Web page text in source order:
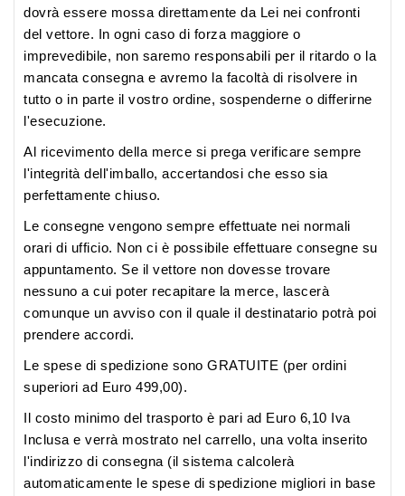
dovrà essere mossa direttamente da Lei nei confronti
del vettore. In ogni caso di forza maggiore o
imprevedibile, non saremo responsabili per il ritardo o la
mancata consegna e avremo la facoltà di risolvere in
tutto o in parte il vostro ordine, sospenderne o differirne
l'esecuzione.
Al ricevimento della merce si prega verificare sempre
l'integrità dell'imballo, accertandosi che esso sia
perfettamente chiuso.
Le consegne vengono sempre effettuate nei normali
orari di ufficio. Non ci è possibile effettuare consegne su
appuntamento. Se il vettore non dovesse trovare
nessuno a cui poter recapitare la merce, lascerà
comunque un avviso con il quale il destinatario potrà poi
prendere accordi.
Le spese di spedizione sono GRATUITE (per ordini
superiori ad Euro 499,00).
Il costo minimo del trasporto è pari ad Euro 6,10 Iva
Inclusa e verrà mostrato nel carrello, una volta inserito
l'indirizzo di consegna (il sistema calcolerà
automaticamente le spese di spedizione migliori in base